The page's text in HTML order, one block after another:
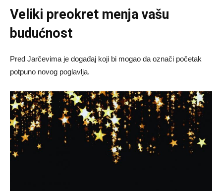
Veliki preokret menja vašu
budućnost
Pred Jarčevima je događaj koji bi mogao da označi početak
potpuno novog poglavlja.